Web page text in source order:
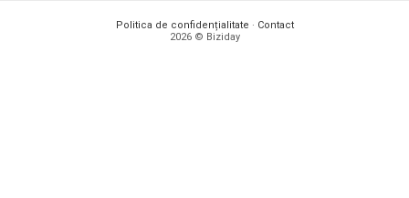
Politica de confidențialitate · Contact
2026 © Biziday